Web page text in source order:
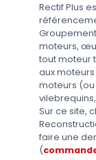
Rectif Plus
moteurs,
tout moteur
aux
moteurs
Sur ce site,
faire une
(